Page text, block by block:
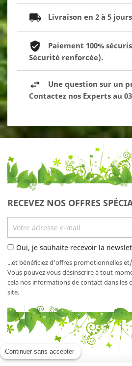
Continuer sans accepter
Livraison en 2 à 5
Paiement 100%
Sécurité renforcée).
Une question sur un
Contactez nos Experts au 03
RECEVEZ NOS OFFRES
Oui, je souhaite recevoir la
...et bénéficiez d'offres promotionnelles
Vous pouvez vous désinscrire à tout
cela nos informations de contact dans
site.